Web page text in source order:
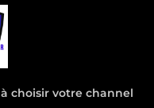
choisir votre channel